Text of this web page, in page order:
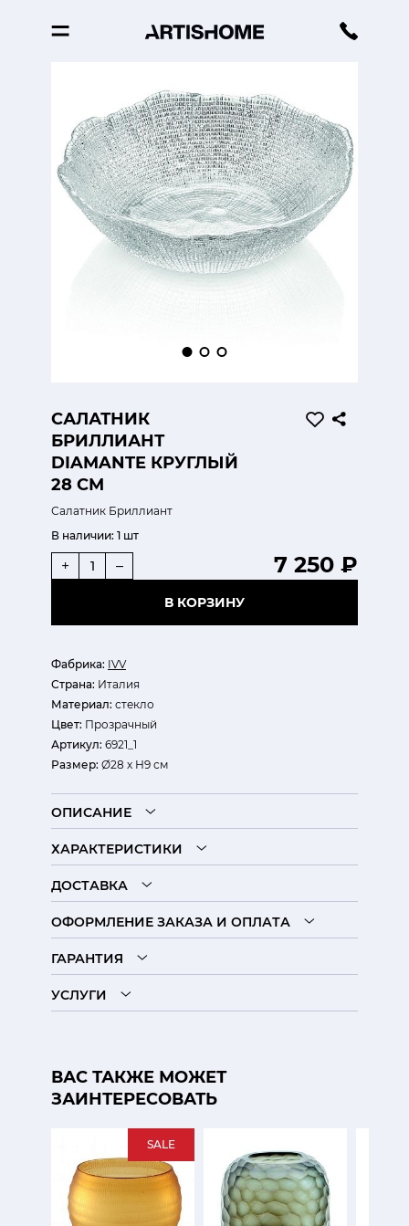
САЛАТНИК
БРИЛЛИАНТ
DIAMANTE КРУГЛЫЙ
28 СМ
Салатник Бриллиант
Фабрика: IVV
Страна: Италия
Материал: стекло
Цвет: Прозрачный
Артикул: 6921_1
Размер: Ø28 х Н9 см
В наличии: 1 шт
7 250 ₽
+ –
В КОРЗИНУ
ОПИСАНИЕ
ХАРАКТЕРИСТИКИ
ДОСТАВКА
ОФОРМЛЕНИЕ ЗАКАЗА И ОПЛАТА
ГАРАНТИЯ
УСЛУГИ
ВАС ТАКЖЕ МОЖЕТ
ЗАИНТЕРЕСОВАТЬ
SALE